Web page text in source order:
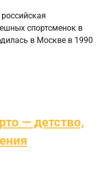
спортсменок в
в Москве в 1990
— детство,